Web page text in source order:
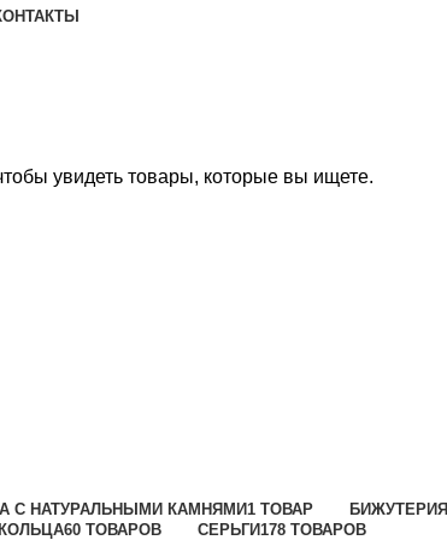
С НАТУРАЛЬНЫМИ КАМНЯМИ1 ТОВАР БИЖУТЕРИЯ
КОЛЬЦА60 ТОВАРОВ СЕРЬГИ178 ТОВАРОВ
увидеть товары, которые вы ищете.